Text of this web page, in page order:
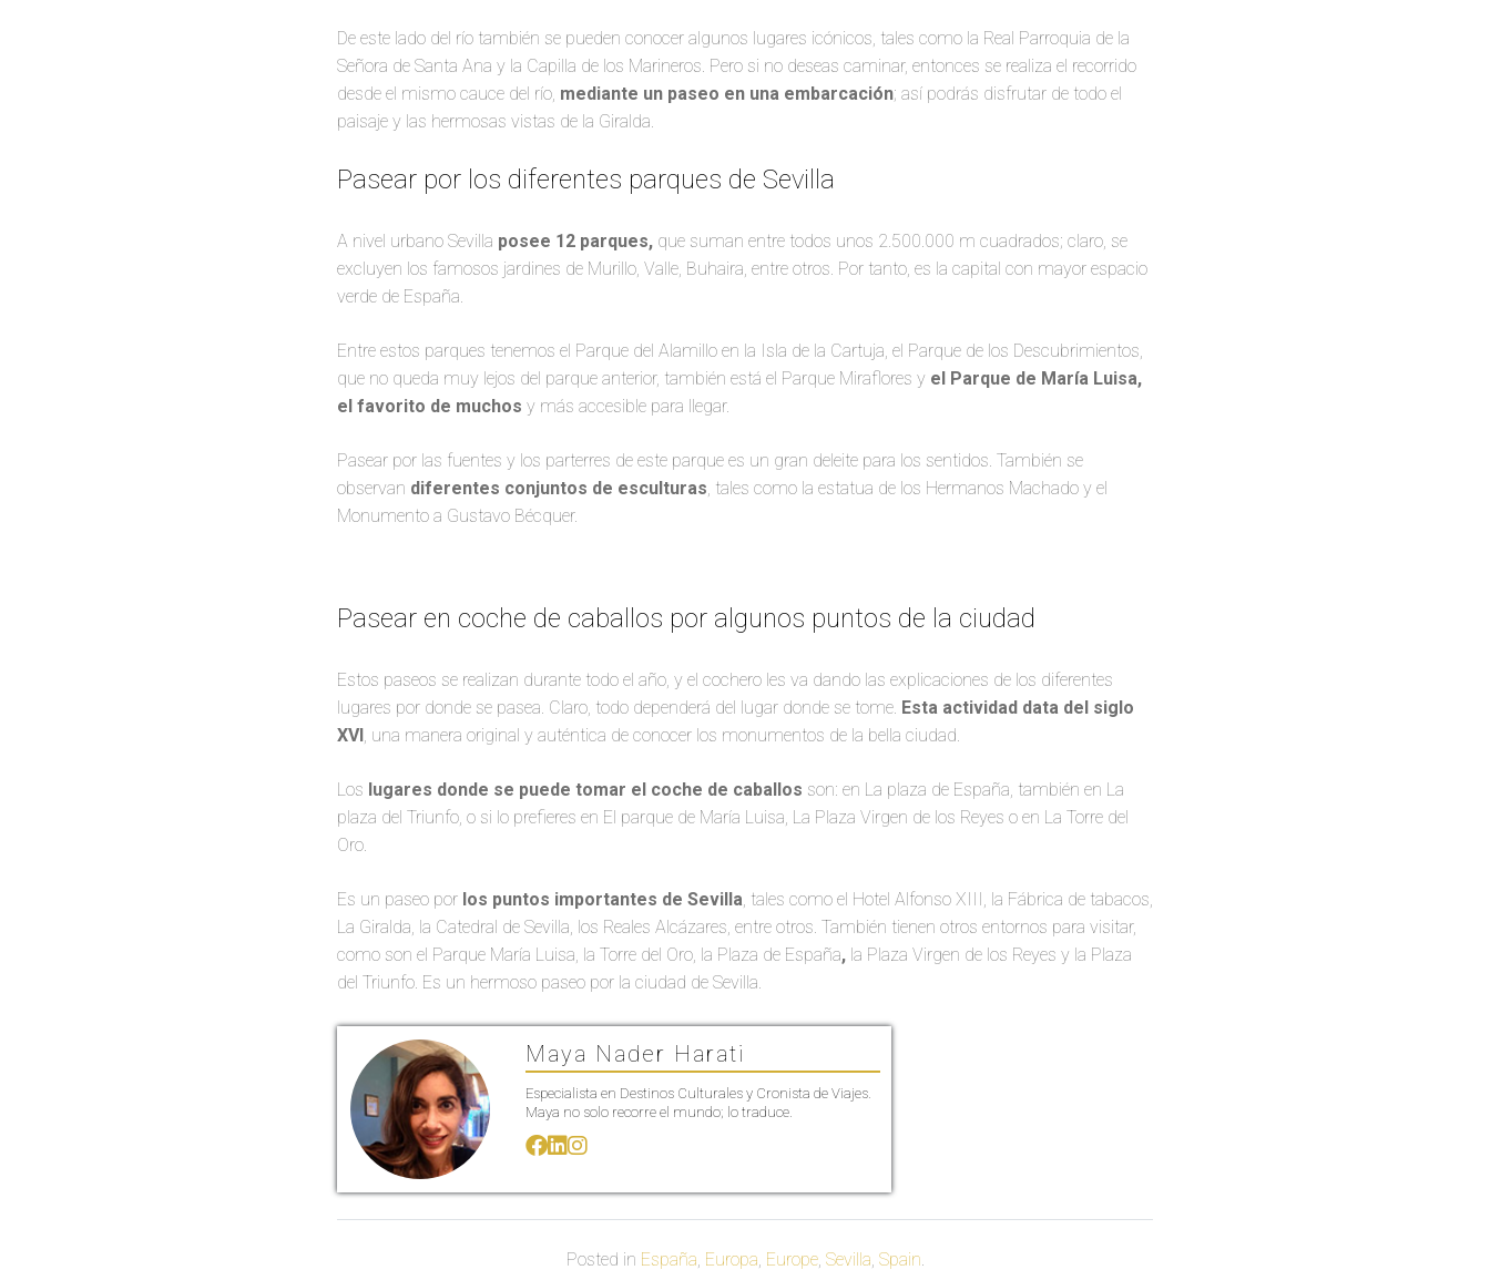
De este lado del río también se pueden conocer algunos lugares icónicos, tales como la Real Parroquia de la
Señora de Santa Ana y la Capilla de los Marineros. Pero si no deseas caminar, entonces se realiza el recorrido
desde el mismo cauce del río, mediante un paseo en una embarcación; así podrás disfrutar de todo el
paisaje y las hermosas vistas de la Giralda.
Pasear por los diferentes parques de Sevilla
A nivel urbano Sevilla posee 12 parques, que suman entre todos unos 2.500.000 m cuadrados; claro, se
excluyen los famosos jardines de Murillo, Valle, Buhaira, entre otros. Por tanto, es la capital con mayor espacio
verde de España.
Entre estos parques tenemos el Parque del Alamillo en la Isla de la Cartuja, el Parque de los Descubrimientos,
que no queda muy lejos del parque anterior, también está el Parque Miraflores y el Parque de María Luisa,
el favorito de muchos y más accesible para llegar.
Pasear por las fuentes y los parterres de este parque es un gran deleite para los sentidos. También se
observan diferentes conjuntos de esculturas, tales como la estatua de los Hermanos Machado y el
Monumento a Gustavo Bécquer.
Pasear en coche de caballos por algunos puntos de la ciudad
Estos paseos se realizan durante todo el año, y el cochero les va dando las explicaciones de los diferentes
lugares por donde se pasea. Claro, todo dependerá del lugar donde se tome. Esta actividad data del siglo
XVI, una manera original y auténtica de conocer los monumentos de la bella ciudad.
Los lugares donde se puede tomar el coche de caballos son: en La plaza de España, también en La
plaza del Triunfo, o si lo prefieres en El parque de María Luisa, La Plaza Virgen de los Reyes o en La Torre del
Oro.
Es un paseo por los puntos importantes de Sevilla, tales como el Hotel Alfonso XIII, la Fábrica de tabacos,
La Giralda, la Catedral de Sevilla, los Reales Alcázares, entre otros. También tienen otros entornos para visitar,
como son el Parque María Luisa, la Torre del Oro, la Plaza de España, la Plaza Virgen de los Reyes y la Plaza
del Triunfo. Es un hermoso paseo por la ciudad de Sevilla.
Maya Nader Harati
Especialista en Destinos Culturales y Cronista de Viajes.
Maya no solo recorre el mundo; lo traduce.
Posted in España, Europa, Europe, Sevilla, Spain.